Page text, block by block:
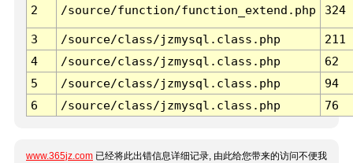
2 /source/function/function_extend.php 324
3 /source/class/jzmysql.class.php
211
4
/source/class/jzmysql.class.php
62
5
/source/class/jzmysql.class.php
94
6
/source/class/jzmysql.class.php 76
www.365jz.com 已经将此出错信息详细记录, 由此给您带来的访问不便我